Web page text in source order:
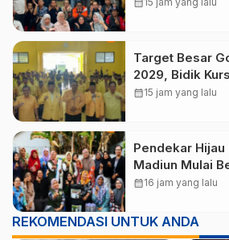
Target Besar
2029, Bidik
Usung Lagi Hari
calendar_month15 jam yang lalu
Pendekar Hijau
Madiun Mulai
Warga Pilah
calendar_month16 jam yang lalu
REKOMENDASI UNTUK ANDA